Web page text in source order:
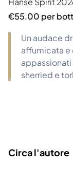
€55.00 per
Un audace
affumicata e
sherried e
Circa l'autore